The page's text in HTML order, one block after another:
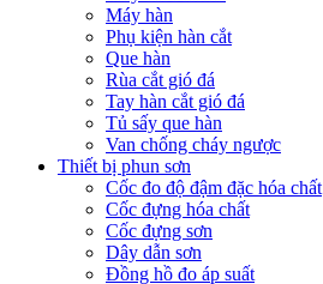
Máy hàn
Phụ kiện hàn cắt
Que hàn
Rùa cắt gió đá
Tay hàn cắt gió đá
Tủ sấy que hàn
Van chống cháy ngược
Thiết bị phun sơn
Cốc đo độ đậm đặc hóa chất
Cốc đựng hóa chất
Cốc đựng sơn
Dây dẫn sơn
Đồng hồ đo áp suất